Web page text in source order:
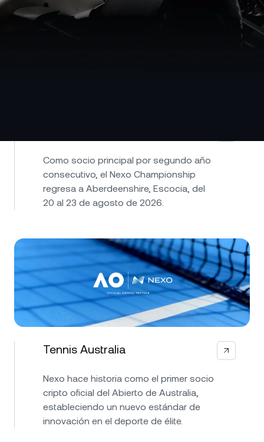
Como socio principal por segundo año
consecutivo, el Nexo Championship
regresa a Aberdeenshire, Escocia, del
20 al 23 de agosto de 2026.
Tennis Australia
Nexo hace historia como el primer socio
cripto oficial del Abierto de Australia,
estableciendo un nuevo estándar de
innovación en el deporte de élite.